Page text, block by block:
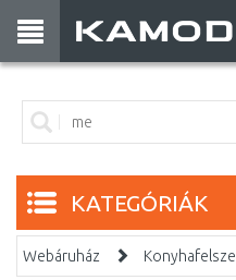
KATEGÓRIÁK
Webáruház